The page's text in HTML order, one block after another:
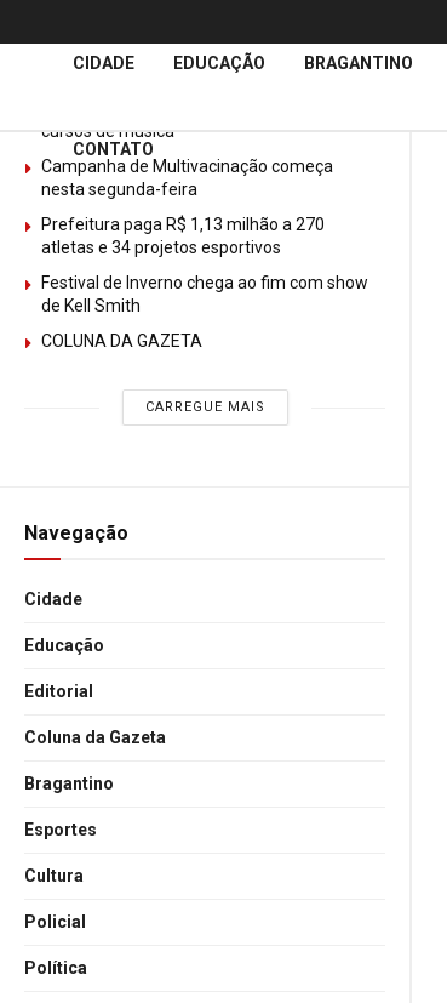
ÚltimasNotícias
cursos de música
Campanha de Multivacinação começa
nesta segunda-feira
Prefeitura paga R$ 1,13 milhão a 270
atletas e 34 projetos esportivos
Festival de Inverno chega ao fim com show
de Kell Smith
COLUNA DA GAZETA
CARREGUE MAIS
Navegação
Cidade
Educação
Editorial
Coluna da Gazeta
Bragantino
Esportes
Cultura
Policial
Política
CIDADE EDUCAÇÃO BRAGANTINO
CONTATO